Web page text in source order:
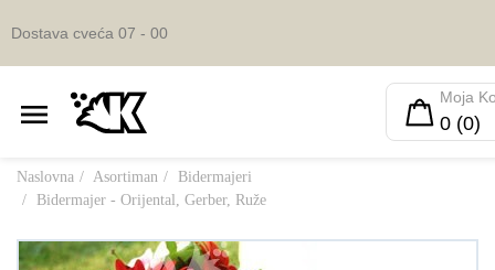
Dostava cveća 07 - 00
Moja
0 (0)
Naslovna Asortiman
Bidermajeri
Bidermajer - Orijental, Gerber, Ruže